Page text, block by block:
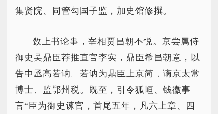
集贤院、同管勾国子监，加史馆修撰。
数上书论事，宰相贾昌朝不悦。京尝属侍
御史吴鼎臣荐推直官李实，鼎臣希昌朝意，以
告中丞高若讷。若讷为鼎臣上京简，谪京太常
博士、监鄂州税。既至，引令狐峘、钱徽事
言“臣为御史谏官，首尾五年，凡六上章、四